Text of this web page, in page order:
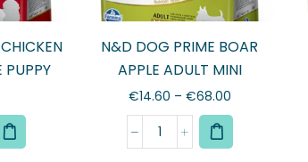
PUPPY
N&D DOG PRIME BOAR
APPLE ADULT MINI
€14.60 – €68.00